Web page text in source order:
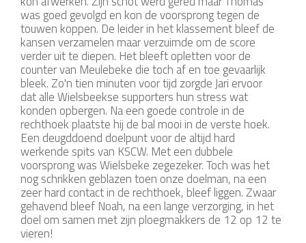
was goed gevolgd en kon de voorsprong tegen de
touwen koppen. De leider in het klassement bleef de
kansen verzamelen maar verzuimde om de score
verder uit te diepen. Het bleeft opletten voor de
counter van Meulebeke die toch af en toe gevaarlijk
bleek. Zo'n tien minuten voor tijd zorgde Jari ervoor
dat alle Wielsbeekse supporters hun stress wat
konden opbergen. Na een goede controle in de
rechthoek plaatste hij de bal mooi in de verste hoek.
Een deugddoend doelpunt voor de altijd hard
werkende spits van KSCW. Met een dubbele
voorsprong was Wielsbeke zegezeker. Toch was het
nog schrikken geblazen toen onze doelman, na een
zeer hard contact in de rechthoek, bleef liggen. Zwaar
gehavend bleef Noah, na een lange verzorging, in het
doel om samen met zijn ploegmakkers de 12 op 12 te
vieren!